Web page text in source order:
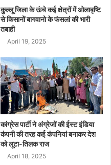
कुल्लू जिला के ऊंचे कई क्षेत्रों में ओलाबृष्टि
से किसानों बागवानो के फंसलां की भारी
तबाही
April 19, 2025
कांग्रेस पार्टी ने अंग्रेजों की ईस्ट इंडिया
कंपनी की तरह कई कंपनियां बनाकर देश
को लूटा-तिलक राज
April 18, 2025